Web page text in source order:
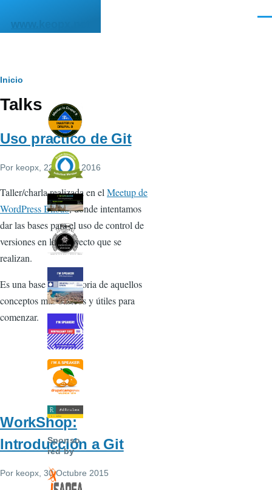
www.keopx.net
Ruta
de
navegación
Inicio
Talks
Uso practico de Git
Por keopx , 22 Enero 2016
Taller/charla realizada en el Meetup de
WordPress Bilbao, donde intentamos
dar las bases para el uso de control de
versiones en los proyecto que se
realizan.
Es una base introductoria de aquellos
conceptos más básicos y útiles para
comenzar.
WorkShop:
Introducción a Git
Por keopx , 30 Octubre 2015
Sponso
red by